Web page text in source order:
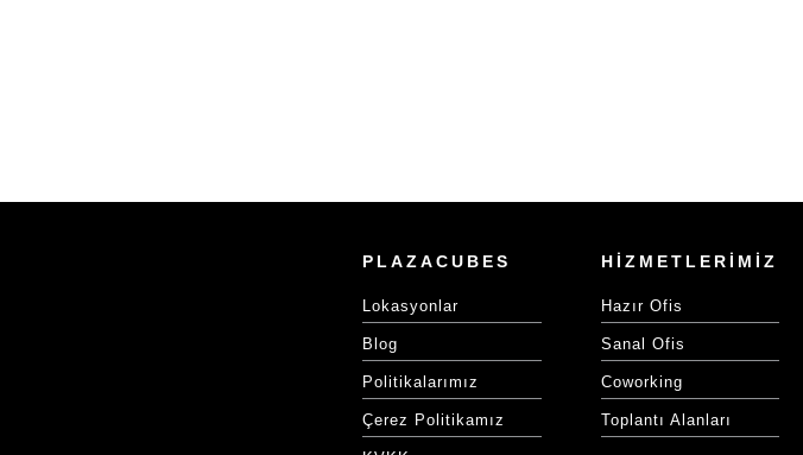
PLAZACUBES
Lokasyonlar
Blog
Politikalarımız
Çerez Politikamız
HİZMETLERİMİZ
Hazır Ofis
Sanal Ofis
Coworking
Toplantı Alanları